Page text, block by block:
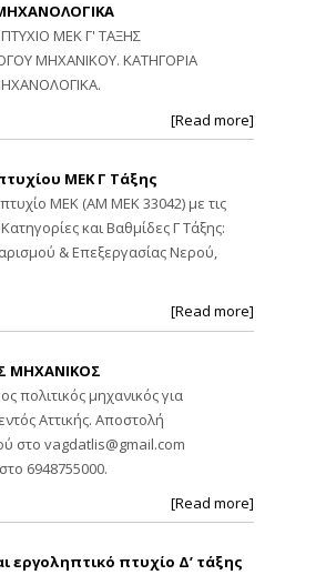
ΠΤΥΧΙΟ ΜΕΚ Γ' ΤΑΞΗΣ
ΜΗΧΑΝΙΚΟΥ. ΚΑΤΗΓΟΡΙΑ
[Read more]
ΜΕΚ Γ Τάξης
πτυχίο ΜΕΚ (ΑΜ ΜΕΚ 33042) με τις
και Βαθμίδες Γ Τάξης:
& Επεξεργασίας Νερού,
[Read more]
ΜΗΧΑΝΙΚΟΣ
πολιτικός μηχανικός για
Αττικής. Αποστολή
στο vagdatlis@gmail.com
6948755000.
[Read more]
εργοληπτικό πτυχίο Δ’ τάξης